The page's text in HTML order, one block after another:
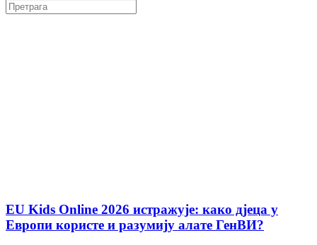
EU Kids Online 2026 истражује: како дјеца у
Европи користе и разумију алате ГенВИ?